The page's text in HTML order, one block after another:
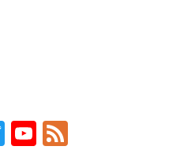
TwitterYouTube